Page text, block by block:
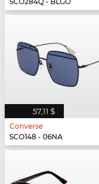
57,11 $
Converse
SCO148 - 06NA